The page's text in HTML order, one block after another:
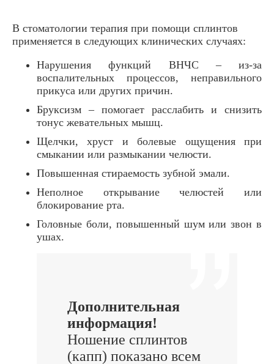
В стоматологии терапия при помощи сплинтов
применяется в следующих клинических случаях:
Нарушения функций ВНЧС – из-за
воспалительных процессов, неправильного
прикуса или других причин.
Бруксизм – помогает расслабить и снизить
тонус жевательных мышц.
Щелчки, хруст и болевые ощущения при
смыкании или размыкании челюсти.
Повышенная стираемость зубной эмали.
Неполное открывание челюстей или
блокирование рта.
Головные боли, повышенный шум или звон в
ушах.
Дополнительная
информация!
Ношение сплинтов
(капп) показано всем